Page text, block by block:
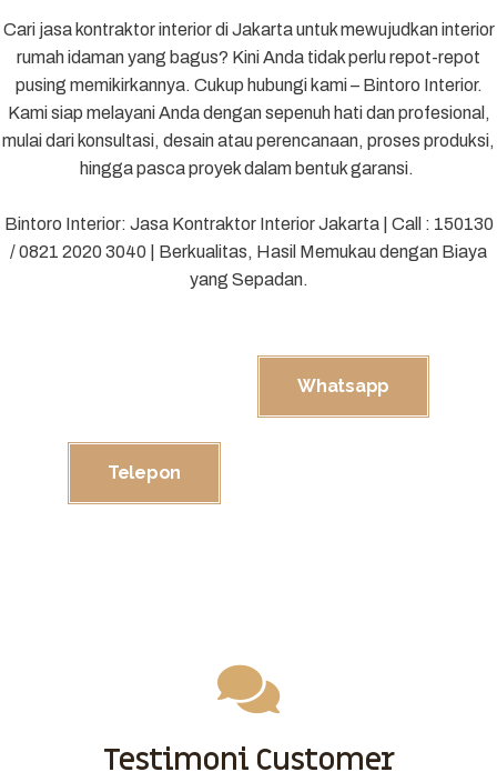
Cari jasa kontraktor interior di Jakarta untuk mewujudkan interior
rumah idaman yang bagus? Kini Anda tidak perlu repot-repot
pusing memikirkannya. Cukup hubungi kami – Bintoro Interior.
Kami siap melayani Anda dengan sepenuh hati dan profesional,
mulai dari konsultasi, desain atau perencanaan, proses produksi,
hingga pasca proyek dalam bentuk garansi.
Bintoro Interior: Jasa Kontraktor Interior Jakarta | Call : 150130
/ 0821 2020 3040 | Berkualitas, Hasil Memukau dengan Biaya
yang Sepadan.
Whatsapp
Telepon
Testimoni Customer